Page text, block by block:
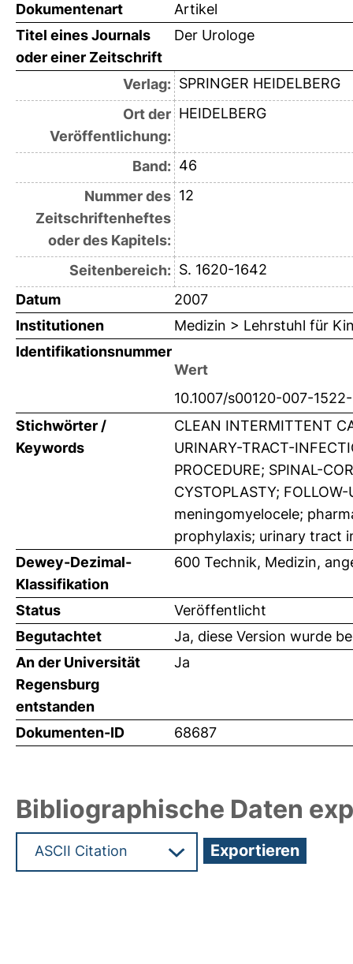
Dokumentenart
Artikel
Titel eines Journals
oder einer Zeitschrift
Der Urologe
Verlag: SPRINGER HEIDELBERG
Ort der
Veröffentlichung:
HEIDELBERG
Band: 46
Nummer des
Zeitschriftenheftes
oder des Kapitels:
12
Seitenbereich: S. 1620-1642
Datum
2007
Institutionen
Medizin > Lehrstuhl für
Identifikationsnummer
Wert
10.1007/s00120-007-
Stichwörter /
Keywords
CLEAN INTERMITTENT
URINARY-TRACT-
PROCEDURE; SPINAL-
CYSTOPLASTY;
meningomyelocele;
prophylaxis; urinary tract
Dewey-Dezimal-
Klassifikation
600 Technik, Medizin,
Status
Veröffentlicht
Begutachtet
Ja, diese Version wurde
An der Universität
Regensburg
entstanden
Ja
Dokumenten-ID 68687
Bibliographische Daten